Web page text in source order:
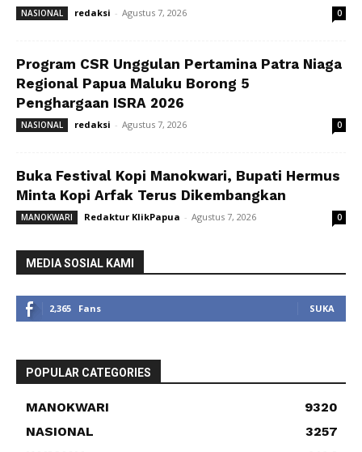
NASIONAL redaksi - Agustus 7, 2026 0
Program CSR Unggulan Pertamina Patra Niaga
Regional Papua Maluku Borong 5
Penghargaan ISRA 2026
NASIONAL redaksi - Agustus 7, 2026 0
Buka Festival Kopi Manokwari, Bupati Hermus
Minta Kopi Arfak Terus Dikembangkan
MANOKWARI Redaktur KlikPapua - Agustus 7, 2026 0
MEDIA SOSIAL KAMI
2,365 Fans SUKA
POPULAR CATEGORIES
MANOKWARI
9320
NASIONAL
3257